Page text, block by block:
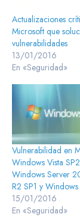
Actualizaciones
Microsoft que
vulnerabilidades
13/01/2016
En «Seguridad»
Vulnerabilidad en
Windows Vista
Windows Server
R2 SP1 y Windows
15/01/2016
En «Seguridad»